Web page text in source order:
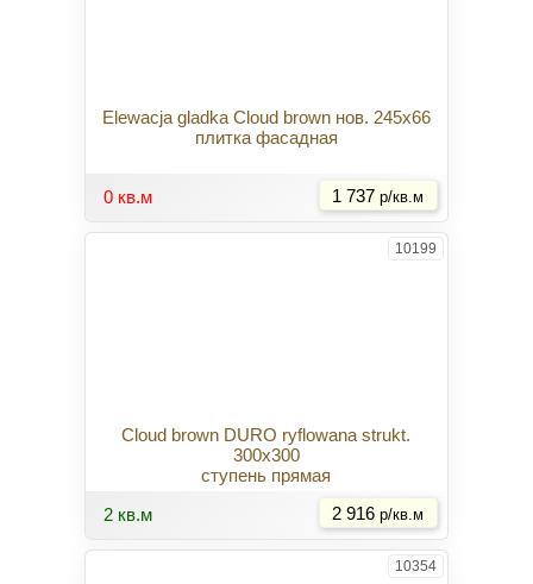
Elewacja gladka Cloud brown нов. 245x66
плитка фасадная
0 кв.м 1 737 р/кв.м
10199
Cloud brown DURO ryflowana strukt.
300x300
ступень прямая
2 кв.м
2 916 р/кв.м
10354